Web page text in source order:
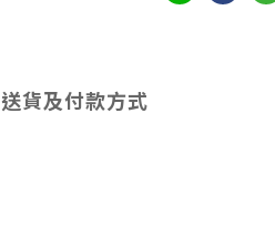
送貨及付款方式